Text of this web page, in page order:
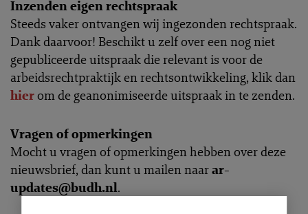
Inzenden eigen rechtspraak
Steeds vaker ontvangen wij ingezonden rechtspraak.
Dank daarvoor! Beschikt u zelf over een nog niet
gepubliceerde uitspraak die relevant is voor de
arbeidsrechtpraktijk en rechtsontwikkeling, klik dan
hierom de geanonimiseerde uitspraak in te zenden.
Vragen of opmerkingen
Mocht u vragen of opmerkingen hebben over deze
nieuwsbrief, dan kunt u mailen naarar-
updates@budh.nl.